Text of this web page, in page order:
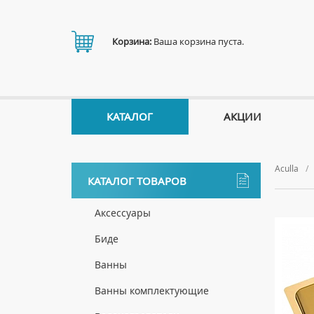
Aculla
КАТАЛОГ ТОВАРОВ
Аксессуары
ДЕРЖАТЕЛИ
Биде
НАПОЛЬНЫЕ БИДЕ
Ванны
АКРИЛОВЫЕ ВАННЫ
Ванны комплектующие
Корзина: Ваша корзина пуста.
КАТАЛОГ АКЦИИ